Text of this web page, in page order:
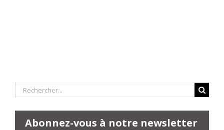
Rechercher:
Abonnez-vous à notre newsletter